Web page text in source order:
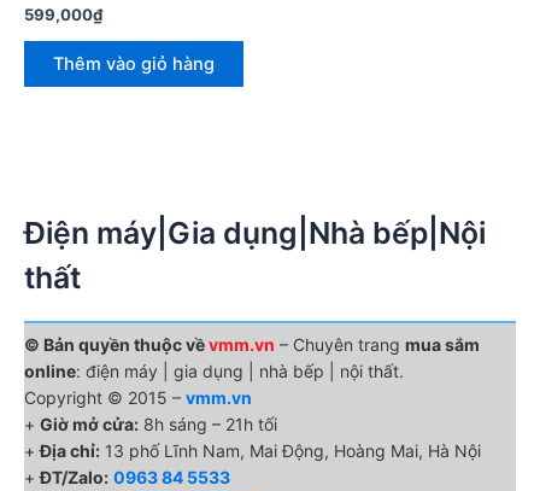
599,000₫
Thêm vào giỏ hàng
Điện máy|Gia dụng|Nhà bếp|Nội
thất
© Bản quyền thuộc vềvmm.vn – Chuyên trang mua sắm
online: điện máy | gia dụng | nhà bếp | nội thất.
Copyright © 2015 – vmm.vn
+ Giờ mở cửa: 8h sáng – 21h tối
+Địa chỉ: 13 phố Lĩnh Nam, Mai Động, Hoàng Mai, Hà Nội
+ĐT/Zalo: 0963 84 5533